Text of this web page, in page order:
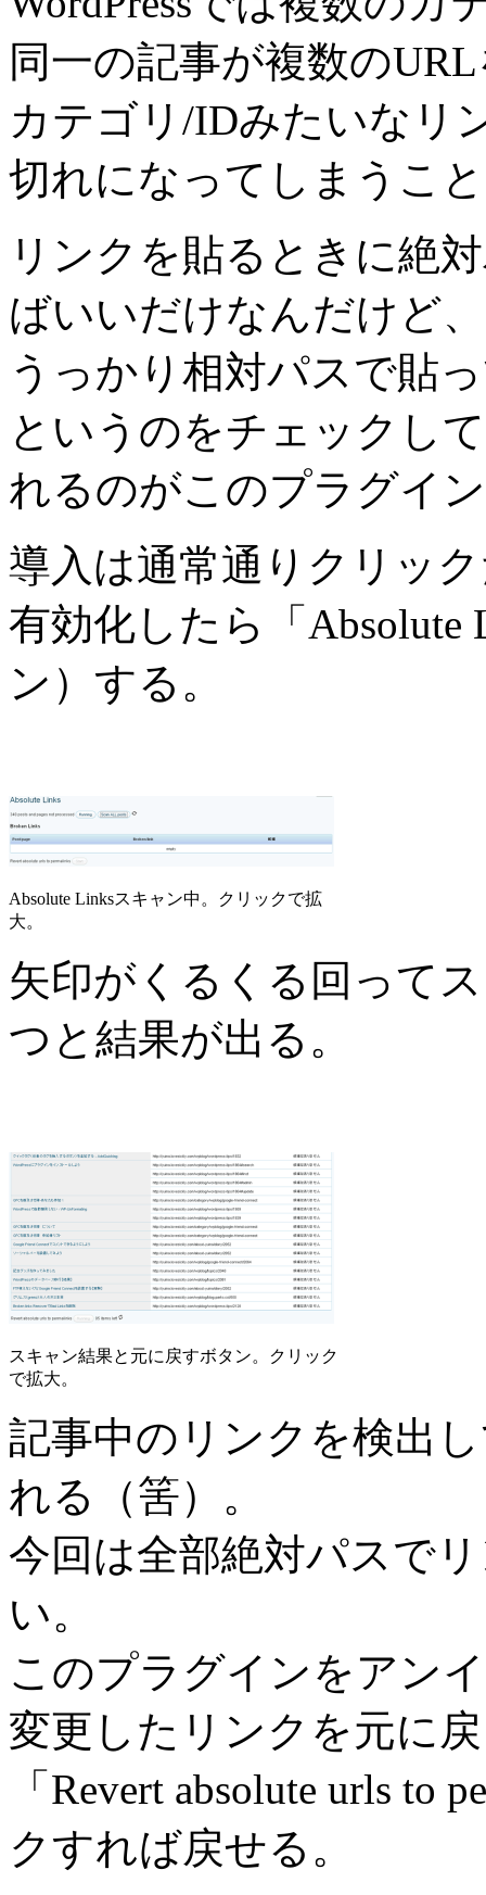
同一の記事が複数の
カテゴリ/IDみたいなリ
切れになってしまうこ
リンクを貼るときに絶
ばいいだけなんだけど、
うっかり相対パスで貼
というのをチェックし
れるのがこのプラグイ
導入は通常通りクリッ
有効化したら「Absolute
ン）する。
Absolute Linksスキャン中。クリックで拡
大。
矢印がくるくる回って
つと結果が出る。
スキャン結果と元に戻すボタン。クリック
で拡大。
記事中のリンクを検出
れる（筈）。
今回は全部絶対パスで
い。
このプラグインをアン
変更したリンクを元に
「Revert absolute urls
クすれば戻せる。